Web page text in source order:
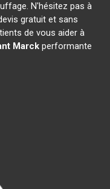
N'hésitez pas à
gratuit et sans
de vous aider à
Marck performante